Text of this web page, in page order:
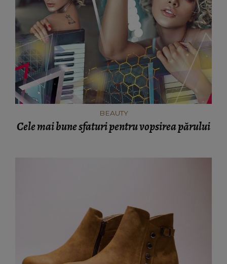
BEAUTY
Cele mai bune sfaturi pentru vopsirea părului